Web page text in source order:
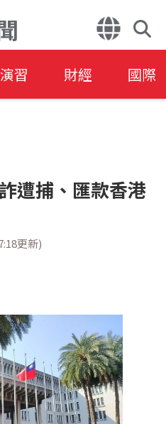
習 財經 國際
遭捕、匯款香港
更新)